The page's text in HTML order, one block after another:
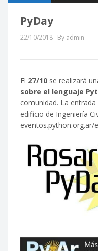
PyDay
22/10/2018 By admin
El 27/10 se realizará
sobre el lenguaje
comunidad. La
edificio de Ingeniería
eventos.python.org.ar/